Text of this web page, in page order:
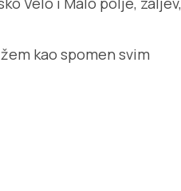
kao spomen svim